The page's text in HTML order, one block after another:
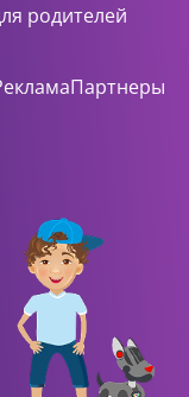
родителей
Партнеры